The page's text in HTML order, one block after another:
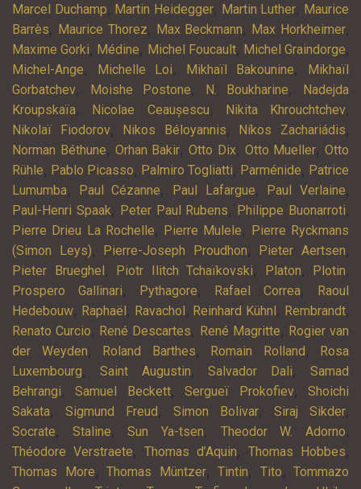
Marcel Duchamp, Martin Heidegger, Martin Luther, Maurice
Barrès, Maurice Thorez, Max Beckmann, Max Horkheimer,
Maxime Gorki, Médine, Michel Foucault, Michel Graindorge,
Michel-Ange, Michelle Loi, Mikhaïl Bakounine,
Mikhaïl
Gorbatchev, Moishe Postone, N. Boukharine,
Nadejda
Kroupskaïa, Nicolae Ceaușescu, Nikita Khrouchtchev,
Nikolaï Fiodorov, Nikos Béloyannis, Níkos Zachariádis,
Norman Béthune, Orhan Bakir, Otto Dix, Otto Mueller, Otto
Rühle, Pablo Picasso, Palmiro Togliatti, Parménide, Patrice
Lumumba, Paul Cézanne, Paul Lafargue, Paul Verlaine,
Paul-Henri Spaak, Peter Paul Rubens, Philippe Buonarroti,
Pierre Drieu La Rochelle, Pierre Mulele,
Pierre Ryckmans
(Simon Leys), Pierre-Joseph Proudhon, Pieter Aertsen,
Pieter Brueghel , Piotr Ilitch Tchaïkovski, Platon, Plotin,
Prospero Gallinari, Pythagore, Rafael Correa,
Raoul
Hedebouw, Raphaël , Ravachol , Reinhard Kühnl , Rembrandt,
Renato Curcio, René Descartes, René Magritte, Rogier van
der Weyden, Roland Barthes, Romain Rolland ,
Rosa
Luxembourg, Saint Augustin,Salvador Dali,Samad
Behrangi,Samuel Beckett,Sergueï Prokofiev,Shoichi
Sakata, Sigmund Freud , Simon Bolivar, Siraj Sikder,
Socrate, Staline,Sun Ya-tsen, Theodor W. Adorno,
Théodore Verstraete, Thomas d’Aquin, Thomas Hobbes,
Thomas More, Thomas Müntzer, Tintin, Tito, Tommazo